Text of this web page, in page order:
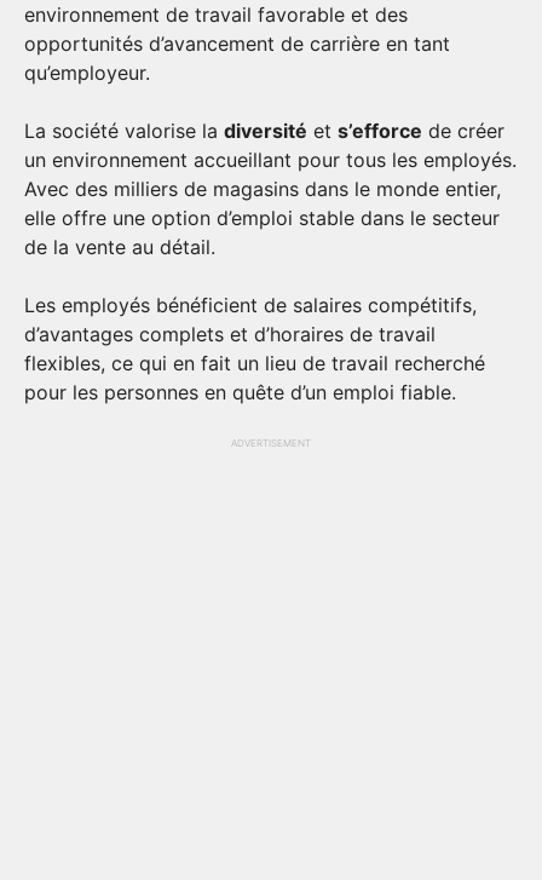
environnement de travail favorable et des
opportunités d’avancement de carrière en tant
qu’employeur.
La société valorise la diversité et s’efforce de créer
un environnement accueillant pour tous les employés.
Avec des milliers de magasins dans le monde entier,
elle offre une option d’emploi stable dans le secteur
de la vente au détail.
Les employés bénéficient de salaires compétitifs,
d’avantages complets et d’horaires de travail
flexibles, ce qui en fait un lieu de travail recherché
pour les personnes en quête d’un emploi fiable.
ADVERTISEMENT